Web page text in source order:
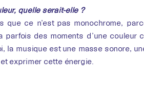
quelle serait-elle ?
que ce n’est pas monochrome,
parfois des moments d’une couleur
la musique est une masse sonore,
exprimer cette énergie.